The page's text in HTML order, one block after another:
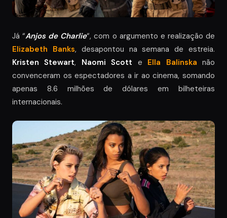
Já “Anjos de Charlie“, com o argumento e realização de
Elizabeth Banks, desapontou na semana de estreia.
Kristen Stewart, Naomi Scott e Ella Balinska não
convenceram os espectadores a ir ao cinema, somando
apenas 8.6 milhões de dólares em bilheteiras
internacionais.